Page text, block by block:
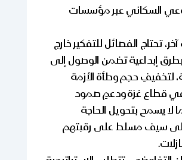
السكاني عبر مؤسسات
تحتاج الفصائل للتفكير خارج
إبداعية تضمن الوصول إلى
لتخفيفِ حجم وطأة الأزمة
في قطاع غزة ودعمِ صمود
لا يسمح بتحويل الحاجة
إلى سيف مسلط على رقبتهم